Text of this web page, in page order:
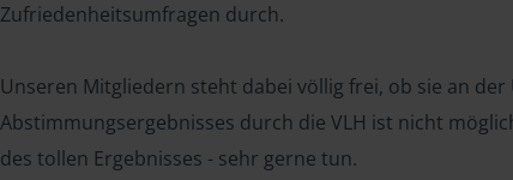
Zufriedenheitsumfragen durch.
Unseren Mitgliedern steht dabei völlig frei, ob sie an
Abstimmungsergebnisses durch die VLH ist nicht
des tollen Ergebnisses - sehr gerne tun.